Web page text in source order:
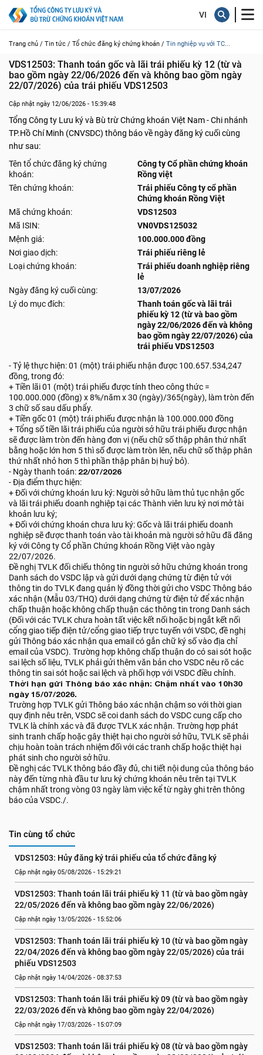
Trang chủ / Tin tức / Tổ chức đăng ký chứng khoán / Tin nghiệp vụ với TC...
VDS12503: Thanh toán gốc và lãi trái phiếu kỳ 12 (từ và
bao gồm ngày 22/06/2026 đến và không bao gồm ngày
22/07/2026) của trái phiếu VDS12503
Cập nhật ngày 12/06/2026 - 15:39:48
Tổng Công ty Lưu ký và Bù trừ Chứng khoán Việt Nam - Chi nhánh
TP.Hồ Chí Minh (CNVSDC) thông báo về ngày đăng ký cuối cùng
như sau:
Tên tổ chức đăng ký chứng
khoán:
Công ty Cổ phần chứng khoán
Rồng việt
Tên chứng khoán:
Trái phiếu Công ty cổ phần
Chứng khoán Rồng Việt
Mã chứng khoán:
VDS12503
Mã ISIN:
VN0VDS125032
Mệnh giá:
100.000.000 đồng
Nơi giao dịch:
Trái phiếu riêng lẻ
Loại chứng khoán:
Trái phiếu doanh nghiệp riêng
lẻ
Ngày đăng ký cuối cùng:
13/07/2026
Lý do mục đích:
Thanh toán gốc và lãi trái
phiếu kỳ 12 (từ và bao gồm
ngày 22/06/2026 đến và không
bao gồm ngày 22/07/2026) của
trái phiếu VDS12503
- Tỷ lệ thực hiện: 01 (một) trái phiếu nhận được 100.657.534,247
đồng, trong đó:
+ Tiền lãi 01 (một) trái phiếu được tính theo công thức =
100.000.000 (đồng) x 8%/năm x 30 (ngày)/365(ngày), làm tròn đến
3 chữ số sau dấu phẩy.
+ Tiền gốc 01 (một) trái phiếu được nhận là 100.000.000 đồng
+ Tổng số tiền lãi trái phiếu của người sở hữu trái phiếu được nhận
sẽ được làm tròn đến hàng đơn vị (nếu chữ số thập phân thứ nhất
bằng hoặc lớn hơn 5 thì số được làm tròn lên, nếu chữ số thập phân
thứ nhất nhỏ hơn 5 thì phần thập phân bị huỷ bỏ).
- Ngày thanh toán: 22/07/2026
- Địa điểm thực hiện:
+ Đối với chứng khoán lưu ký: Người sở hữu làm thủ tục nhận gốc
và lãi trái phiếu doanh nghiệp tại các Thành viên lưu ký nơi mở tài
khoản lưu ký;
+ Đối với chứng khoán chưa lưu ký: Gốc và lãi trái phiếu doanh
nghiệp sẽ được thanh toán vào tài khoản mà người sở hữu đã đăng
ký với Công ty Cổ phần Chứng khoán Rồng Việt vào ngày
22/07/2026.
Đề nghị TVLK đối chiếu thông tin người sở hữu chứng khoán trong
Danh sách do VSDC lập và gửi dưới dạng chứng từ điện tử với
thông tin do TVLK đang quản lý đồng thời gửi cho VSDC Thông báo
xác nhận (Mẫu 03/THQ) dưới dạng chứng từ điện tử để xác nhận
chấp thuận hoặc không chấp thuận các thông tin trong Danh sách
(Đối với các TVLK chưa hoàn tất việc kết nối hoặc bị ngắt kết nối
cổng giao tiếp điện tử/cổng giao tiếp trực tuyến với VSDC, đề nghị
gửi Thông báo xác nhận qua email có gắn chữ ký số vào địa chỉ
email của VSDC). Trường hợp không chấp thuận do có sai sót hoặc
sai lệch số liệu, TVLK phải gửi thêm văn bản cho VSDC nêu rõ các
thông tin sai sót hoặc sai lệch và phối hợp với VSDC điều chỉnh.
Thời hạn gửi Thông báo xác nhận: Chậm nhất vào 10h30
ngày 15/07/2026.
Trường hợp TVLK gửi Thông báo xác nhận chậm so với thời gian
quy định nêu trên, VSDC sẽ coi danh sách do VSDC cung cấp cho
TVLK là chính xác và đã được TVLK xác nhận. Trường hợp phát
sinh tranh chấp hoặc gây thiệt hại cho người sở hữu, TVLK sẽ phải
chịu hoàn toàn trách nhiệm đối với các tranh chấp hoặc thiệt hại
phát sinh cho người sở hữu.
Đề nghị các TVLK thông báo đầy đủ, chi tiết nội dung của thông báo
này đến từng nhà đầu tư lưu ký chứng khoán nêu trên tại TVLK
chậm nhất trong vòng 03 ngày làm việc kể từ ngày ghi trên thông
báo của VSDC./.
Tin cùng tổ chức
VDS12503: Hủy đăng ký trái phiếu của tổ chức đăng ký
Cập nhật ngày 05/08/2026 - 15:29:21
VDS12503: Thanh toán lãi trái phiếu kỳ 11 (từ và bao gồm ngày
22/05/2026 đến và không bao gồm ngày 22/06/2026)
Cập nhật ngày 13/05/2026 - 15:52:06
VDS12503: Thanh toán lãi trái phiếu kỳ 10 (từ và bao gồm ngày
22/04/2026 đến và không bao gồm ngày 22/05/2026) của trái
phiếu VDS12503
Cập nhật ngày 14/04/2026 - 08:37:53
VDS12503: Thanh toán lãi trái phiếu kỳ 09 (từ và bao gồm ngày
22/03/2026 đến và không bao gồm ngày 22/04/2026)
Cập nhật ngày 17/03/2026 - 15:07:09
VDS12503: Thanh toán lãi trái phiếu kỳ 08 (từ và bao gồm ngày